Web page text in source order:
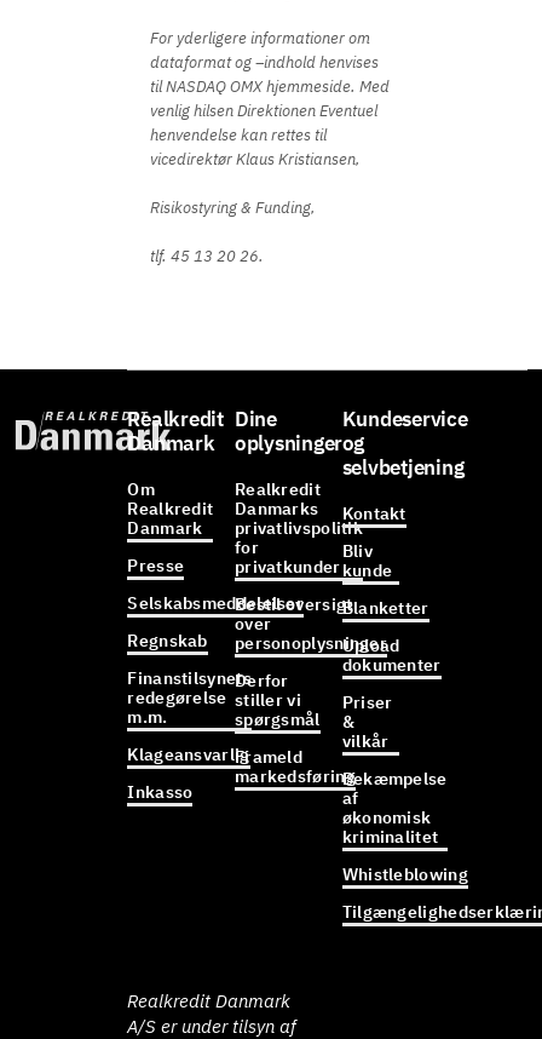
For yderligere informationer om
dataformat og –indhold henvises
til NASDAQ OMX hjemmeside. Med
venlig hilsen Direktionen Eventuel
henvendelse kan rettes til
vicedirektør Klaus Kristiansen,
Risikostyring & Funding,
tlf. 45 13 20 26.
Realkredit
Danmark
Om
Realkredit
Danmark
Presse
Selskabsmeddelelser
Regnskab
Finanstilsynets
redegørelse
m.m.
Klageansvarlig
Inkasso
Dine
oplysninger
Realkredit
Danmarks
privatlivspolitik
for
privatkunder
Bestil oversigt
over
personoplysninger
Derfor
stiller vi
spørgsmål
Frameld
markedsføring
Kundeservice
og
selvbetjening
Kontakt
Bliv
kunde
Blanketter
Upload
dokumenter
Priser
&
vilkår
Bekæmpelse
af
økonomisk
kriminalitet
Whistleblowing
Realkredit Danmark
A/S er under tilsyn af